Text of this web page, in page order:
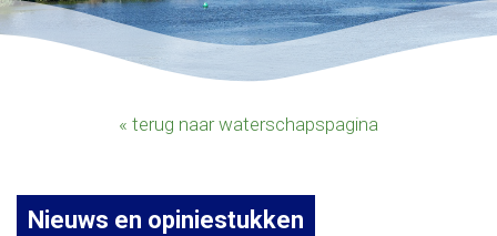
« terug naar waterschapspagina
Nieuws en opiniestukken